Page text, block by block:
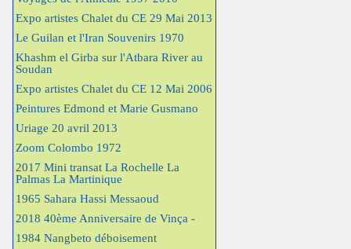
Expo artistes Chalet du CE 29 Mai 2013
Le Guilan et l'Iran Souvenirs 1970
Khashm el Girba sur l'Atbara River au
Soudan
Expo artistes Chalet du CE 12 Mai 2006
Peintures Edmond et Marie Gusmano
Uriage 20 avril 2013
Zoom Colombo 1972
2017 Mini transat La Rochelle La
Palmas La Martinique
1965 Sahara Hassi Messaoud
2018 40ème Anniversaire de Vinça -
1984 Nangbeto déboisement